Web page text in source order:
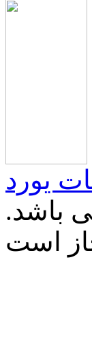
یورد
باشد.